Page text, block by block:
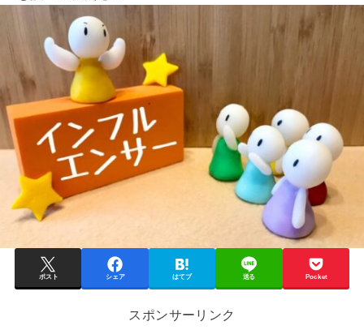
ポスト シェア はてブ 送る Pocket
スポンサーリンク